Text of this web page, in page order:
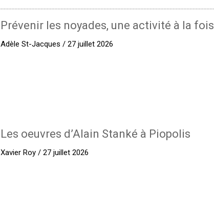
Prévenir les noyades, une activité à la fois
Adèle St-Jacques / 27 juillet 2026
Les oeuvres d’Alain Stanké à Piopolis
Xavier Roy / 27 juillet 2026